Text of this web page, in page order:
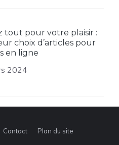
tout pour votre plaisir :
choix d’articles pour
en ligne
2024
Contact Plan du site